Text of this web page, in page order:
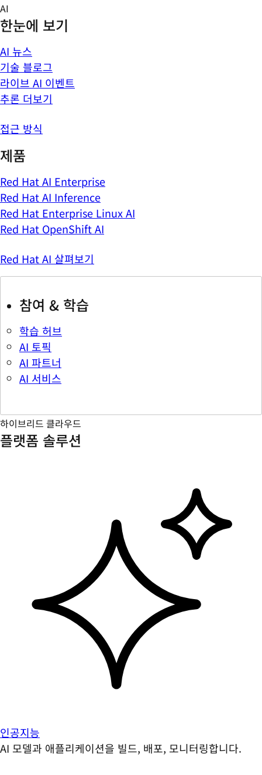
Skip
to
content
AI
한눈에 보기
AI 뉴스
기술 블로그
라이브 AI 이벤트
추론 더보기
접근 방식
제품
Red Hat AI Enterprise
Red Hat AI Inference
Red Hat Enterprise Linux AI
Red Hat OpenShift AI
Red Hat AI 살펴보기
참여 & 학습
학습 허브
AI 토픽
AI 파트너
AI 서비스
하이브리드 클라우드
플랫폼 솔루션
인공지능
AI 모델과 애플리케이션을 빌드, 배포, 모니터링합니다.